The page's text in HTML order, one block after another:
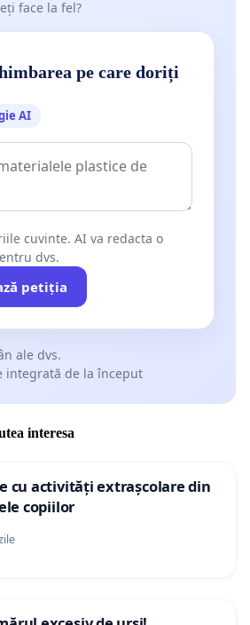
face la fel?
pe care doriți
AI
cuvinte. AI va redacta o
dvs.
petiția
ale dvs.
integrată de la început
interesa
cu activități extrașcolare din
copiilor